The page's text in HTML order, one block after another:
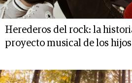
Herederos del rock: la
proyecto musical de los hijos